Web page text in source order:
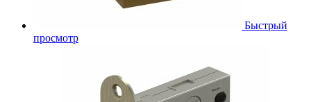
Быстрый
просмотр